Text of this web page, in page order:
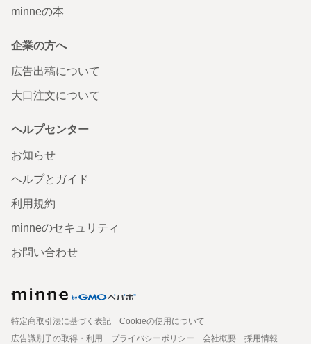
minneの本
企業の方へ
広告出稿について
大口注文について
ヘルプセンター
お知らせ
ヘルプとガイド
利用規約
minneのセキュリティ
お問い合わせ
特定商取引法に基づく表記
Cookieの使用について
広告識別子の取得・利用
プライバシーポリシー 会社概要
採用情報